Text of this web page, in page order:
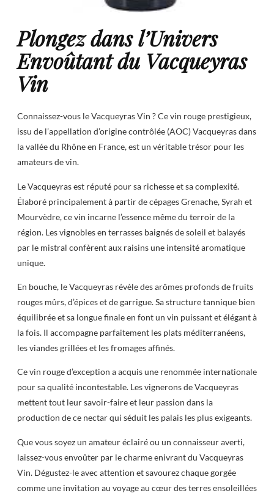
Plongez dans l’Univers
Envoûtant du Vacqueyras
Vin
Connaissez-vous le Vacqueyras Vin ? Ce vin rouge prestigieux,
issu de l’appellation d’origine contrôlée (AOC) Vacqueyras dans
la vallée du Rhône en France, est un véritable trésor pour les
amateurs de vin.
Le Vacqueyras est réputé pour sa richesse et sa complexité.
Élaboré principalement à partir de cépages Grenache, Syrah et
Mourvèdre, ce vin incarne l’essence même du terroir de la
région. Les vignobles en terrasses baignés de soleil et balayés
par le mistral confèrent aux raisins une intensité aromatique
unique.
En bouche, le Vacqueyras révèle des arômes profonds de fruits
rouges mûrs, d’épices et de garrigue. Sa structure tannique bien
équilibrée et sa longue finale en font un vin puissant et élégant à
la fois. Il accompagne parfaitement les plats méditerranéens,
les viandes grillées et les fromages affinés.
Ce vin rouge d’exception a acquis une renommée internationale
pour sa qualité incontestable. Les vignerons de Vacqueyras
mettent tout leur savoir-faire et leur passion dans la
production de ce nectar qui séduit les palais les plus exigeants.
Que vous soyez un amateur éclairé ou un connaisseur averti,
laissez-vous envoûter par le charme enivrant du Vacqueyras
Vin. Dégustez-le avec attention et savourez chaque gorgée
comme une invitation au voyage au cœur des terres ensoleillées